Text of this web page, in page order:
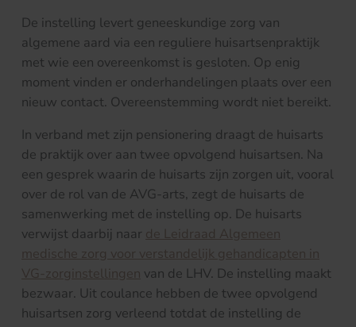
De instelling levert geneeskundige zorg van
algemene aard via een reguliere huisartsenpraktijk
met wie een overeenkomst is gesloten. Op enig
moment vinden er onderhandelingen plaats over een
nieuw contact. Overeenstemming wordt niet bereikt.
In verband met zijn pensionering draagt de huisarts
de praktijk over aan twee opvolgend huisartsen. Na
een gesprek waarin de huisarts zijn zorgen uit, vooral
over de rol van de AVG-arts, zegt de huisarts de
samenwerking met de instelling op. De huisarts
verwijst daarbij naar de Leidraad Algemeen
medische zorg voor verstandelijk gehandicapten in
VG-zorginstellingen van de LHV. De instelling maakt
bezwaar. Uit coulance hebben de twee opvolgend
huisartsen zorg verleend totdat de instelling de